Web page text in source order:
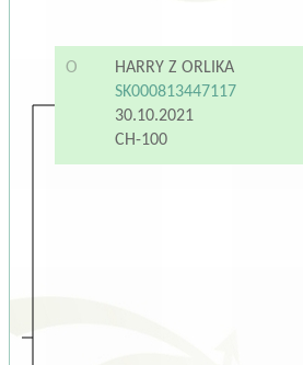
O
HARRY Z ORLIKA
SK000813447117
30.10.2021
CH-100